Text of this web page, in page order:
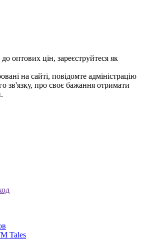
оптових цін, зареєструйтеся як
на сайті, повідомте адміністрацію
зв'язку, про своє бажання отримати
Tales